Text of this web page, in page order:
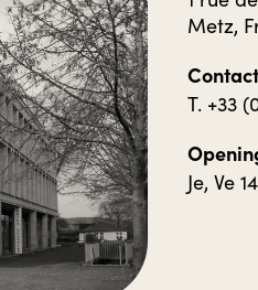
Metz,
T. +33
Je, Ve